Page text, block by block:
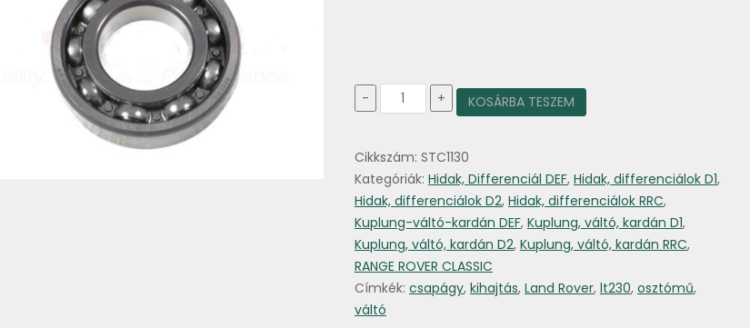
-
Osztómű
kihajtás
mennyiség
+ KOSÁRBA TESZEM
Cikkszám: STC1130
Kategóriák: Hidak, Differenciál DEF, Hidak, differenciálok D1,
Hidak, differenciálok D2, Hidak, differenciálok RRC,
Kuplung-váltó-kardán DEF, Kuplung, váltó, kardán D1,
Kuplung, váltó, kardán D2, Kuplung, váltó, kardán RRC,
RANGE ROVER CLASSIC
Címkék: csapágy, kihajtás, Land Rover, lt230, osztómű,
váltó